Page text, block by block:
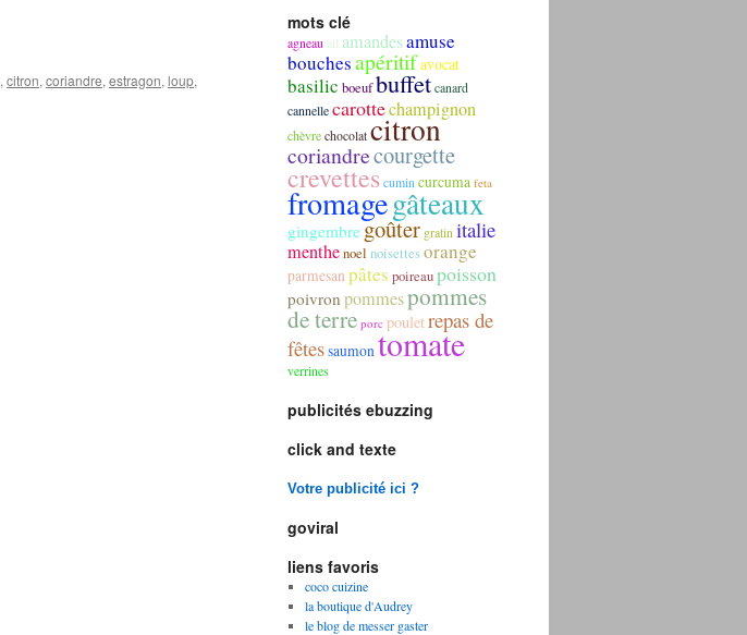
, citron, coriandre, estragon, loup,
mots clé
agneau ail amandesamuse
bouchesapéritifavocat
basilic boeufbuffetcanard
cannellecarottechampignon
chèvrechocolatcitron
coriandrecourgette
crevettescumin curcuma feta
fromagegâteaux
gingembregoûter gratin italie
menthenoel noisettesorange
parmesan pâtes poireaupoisson
poivron pommespommes
de terre porc pouletrepas de
fêtessaumontomate
verrines
publicités ebuzzing
click and texte
Votre publicité ici ?
goviral
liens favoris
coco cuizine
la boutique d'Audrey
le blog de messer gaster